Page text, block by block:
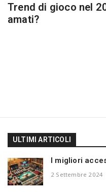
Trend di gioco nel
amati?
ULTIMI ARTICOLI
I migliori
2 Settembre 2024